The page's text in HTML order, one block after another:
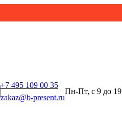
+7 495 109 00 35
zakaz@b-present.ru
Пн-Пт, с 9 до 19